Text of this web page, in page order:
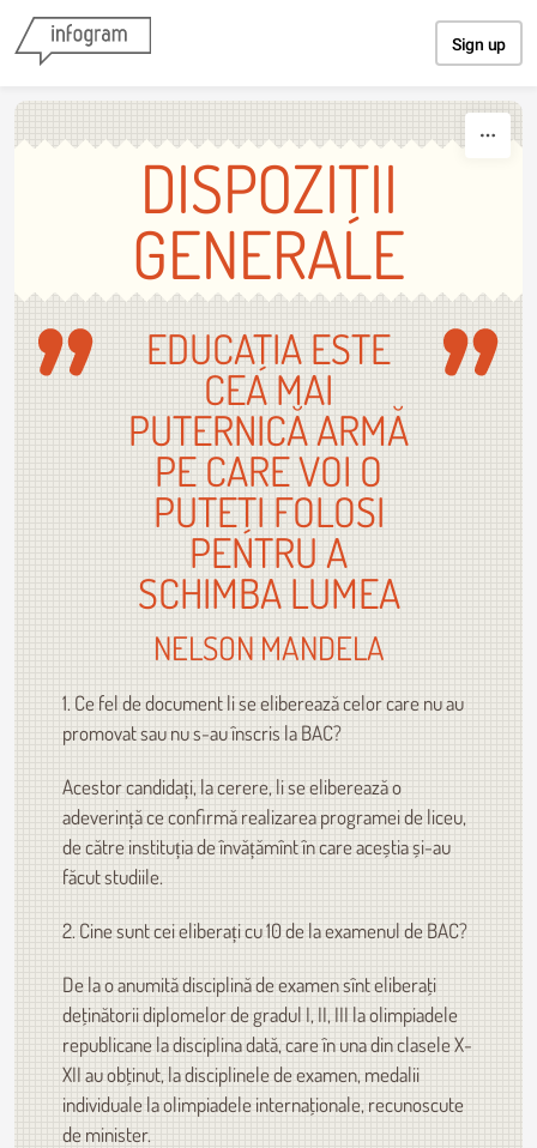
Sign up
DISPOZIŢII
GENERALE
EDUCAŢIA ESTE
CEA MAI
PUTERNICĂ ARMĂ
PE CARE VOI O
PUTEŢI FOLOSI
PENTRU A
SCHIMBA LUMEA
NELSON MANDELA
1. Ce fel de document li se eliberează celor care nu au
promovat sau nu s-au înscris la BAC?
Acestor candidați, la cerere, li se eliberează o
adeverință ce confirmă realizarea programei de liceu,
de către instituția de învățămînt în care aceștia și-au
făcut studiile.
2. Cine sunt cei eliberați cu 10 de la examenul de BAC?
De la o anumită disciplină de examen sînt eliberaţi
deţinătorii diplomelor de gradul I, II, III la olimpiadele
republicane la disciplina dată, care în una din clasele X-
XII au obţinut, la disciplinele de examen, medalii
individuale la olimpiadele internaţionale, recunoscute
de minister.